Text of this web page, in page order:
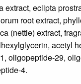
extract, eclipta
root extract,
(nettle) extract,
acetyl
oligopeptide-29,
4.